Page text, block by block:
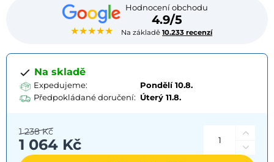
★★★★★
Hodnocení obchodu
4.9/5
Na základě10.233 recenzí
Na skladě
Expedujeme:
Pondělí 10.8.
Předpokládané doručení: Úterý 11.8.
1 064 Kč
1 238 Kč